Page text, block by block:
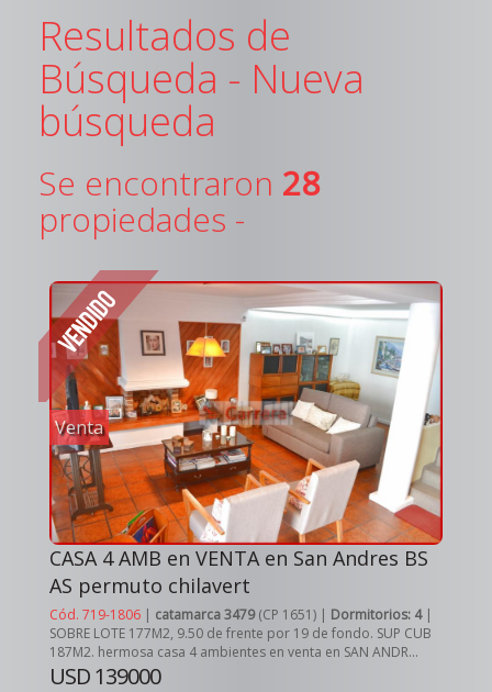
Resultados de
Búsqueda - Nueva
búsqueda
Se encontraron 28
propiedades -
Venta
CASA 4 AMB en VENTA en San Andres BS
AS permuto chilavert
Cód. 719-1806 | catamarca 3479(CP 1651) | Dormitorios: 4|
SOBRE LOTE 177M2, 9.50 de frente por 19 de fondo. SUP CUB
187M2. hermosa casa 4 ambientes en venta en SAN ANDR...
USD 139000